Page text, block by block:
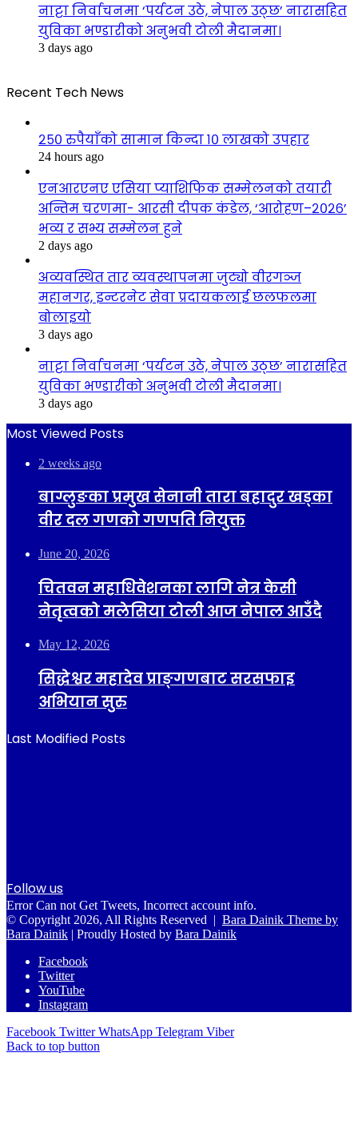
नाट्टा निर्वाचनमा ‘पर्यटन उठे, नेपाल उठ्छ’ नारासहित
युविका भण्डारीको अनुभवी टोली मैदानमा।
3 days ago
Recent Tech News
२५० रुपैयाँको सामान किन्दा १० लाखको उपहार
24 hours ago
एनआरएनए एसिया प्याशिफिक सम्मेलनको तयारी
अन्तिम चरणमा- आरसी दीपक कंडेल, ‘आरोहण–२०२६’
भव्य र सभ्य सम्मेलन हुने
2 days ago
अव्यवस्थित तार व्यवस्थापनमा जुट्यो वीरगञ्ज
महानगर, इन्टरनेट सेवा प्रदायकलाई छलफलमा
बोलाइयो
3 days ago
नाट्टा निर्वाचनमा ‘पर्यटन उठे, नेपाल उठ्छ’ नारासहित
युविका भण्डारीको अनुभवी टोली मैदानमा।
3 days ago
Most Viewed Posts
2 weeks ago
बाग्लुङका प्रमुख सेनानी तारा बहादुर खड्का
वीर दल गणको गणपति नियुक्त
June 20, 2026
चितवन महाधिवेशनका लागि नेत्र केसी
नेतृत्वको मलेसिया टोली आज नेपाल आउँदै
May 12, 2026
सिद्धेश्वर महादेव प्राङ्गणबाट सरसफाइ
अभियान सुरु
Last Modified Posts
Follow us
Error Can not Get Tweets, Incorrect account info.
© Copyright 2026, All Rights Reserved | Bara Dainik Theme by
Bara Dainik | Proudly Hosted by Bara Dainik
Facebook
Twitter
YouTube
Instagram
Facebook Twitter WhatsApp Telegram Viber
Back to top button